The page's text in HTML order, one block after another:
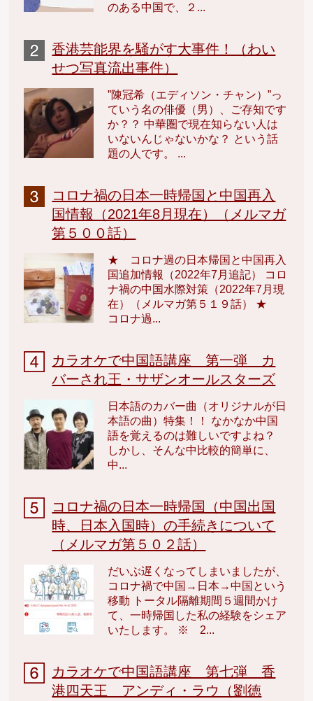
のある中国で、２...
香港芸能界を騒がす大事件！（わい
せつ写真流出事件）
”陳冠希（エディソン・チャン）”っ
ていう名の俳優（男）、ご存知です
か？？ 中華圏で現在知らない人は
いないんじゃないかな？ という話
題の人です。 ...
コロナ禍の日本一時帰国と中国再入
国情報（2021年8月現在）（メルマガ
第５００話）
★ コロナ過の日本帰国と中国再入
国追加情報（2022年7月追記） コロ
ナ禍の中国水際対策（2022年7月現
在）（メルマガ第５１９話） ★
コロナ過...
カラオケで中国語講座 第一弾 カ
バーされ王・サザンオールスターズ
日本語のカバー曲（オリジナルが日
本語の曲）特集！！ なかなか中国
語を覚えるのは難しいですよね？
しかし、そんな中比較的簡単に、
中...
コロナ禍の日本一時帰国（中国出国
時、日本入国時）の手続きについて
（メルマガ第５０２話）
だいぶ遅くなってしまいましたが、
コロナ禍で中国→日本→中国という
移動 トータル隔離期間５週間かけ
て、一時帰国した私の経験をシェア
いたします。 ※ 2...
カラオケで中国語講座 第七弾 香
港四天王 アンディ・ラウ（劉徳